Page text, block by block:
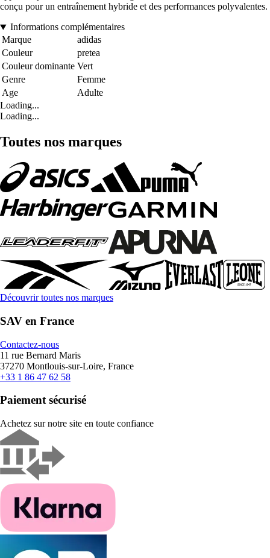
conçu pour un entraînement hybride et des performances polyvalentes.
Informations complémentaires
Marque
adidas
Couleur
pretea
Couleur dominante Vert
Genre
Femme
Age
Adulte
Loading...
Loading...
Toutes nos marques
Découvrir toutes nos marques
SAV en France
Contactez-nous
11 rue Bernard Maris
37270 Montlouis-sur-Loire, France
+33 1 86 47 62 58
Paiement sécurisé
Achetez sur notre site en toute confiance